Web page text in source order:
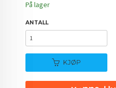
På lager
ANTALL
KJØP